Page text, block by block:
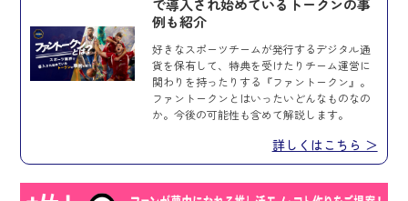
で導入され始めているトークンの事
例も紹介
好きなスポーツチームが発行するデジタル通
貨を保有して、特典を受けたりチーム運営に
関わりを持ったりする『ファントークン』。
ファントークンとはいったいどんなものなの
か。今後の可能性も含めて解説します。
詳しくはこちら ＞